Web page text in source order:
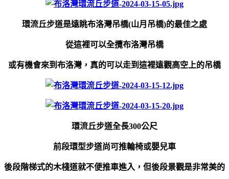
環流丘步道是遠眺布洛灣吊橋(山月吊橋)的最佳之處
從這裡可以全攬布洛灣吊橋
或有機會來到布洛灣，真的可以走到這裡遠觀高空上的吊橋
環流丘步道全長300公尺
前段環型步道尚可推輪椅或嬰兒車
後段階梯式的木棧道就不便推車進入，但後段景觀是非常美的